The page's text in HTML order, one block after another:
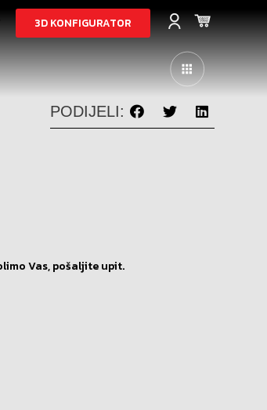
3D KONFIGURATOR
PODIJELI:
Vas, pošaljite upit.